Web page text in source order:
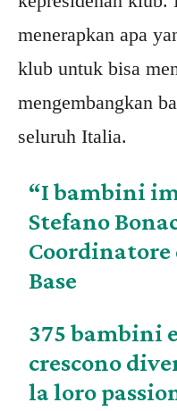
menerapkan apa
klub untuk bisa
mengembangkan
seluruh Italia.
“I bambini
Stefano
Base
375 bambini
crescono
la loro